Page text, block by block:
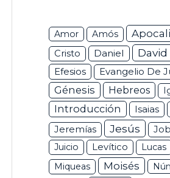
Amor Amós
Cristo Daniel David
Efesios Evangelio De
Génesis Hebreos
Introducción Isaias
Jeremías Jesús Job
Juicio Levítico Lucas
Miqueas
Moisés